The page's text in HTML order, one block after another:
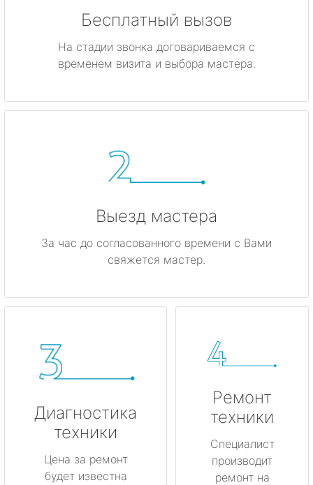
Бесплатный вызов
На стадии звонка договариваемся с
временем визита и выбора мастера.
Выезд мастера
За час до согласованного времени с Вами
свяжется мастер.
Диагностика
техники
Цена за ремонт
будет известна
Ремонт
техники
Специалист
производит
ремонт на